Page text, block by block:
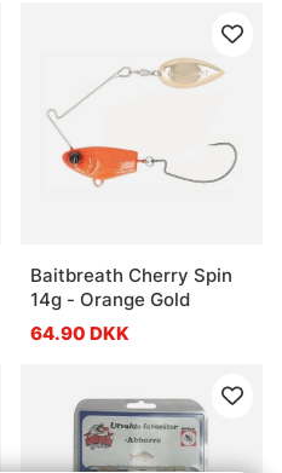
Baitbreath Cherry Spin
14g - Orange Gold
64.90 DKK